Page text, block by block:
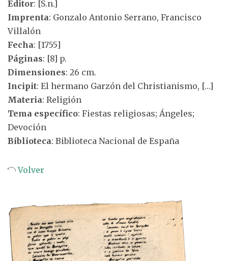
Editor: [S.n.]
Imprenta: Gonzalo Antonio Serrano, Francisco
Villalón
Fecha: [1755]
Páginas: [8] p.
Dimensiones: 26 cm.
Incipit: El hermano Garzón del Christianismo, […]
Materia: Religión
Tema específico: Fiestas religiosas; Ángeles;
Devoción
Biblioteca: Biblioteca Nacional de España
Volver